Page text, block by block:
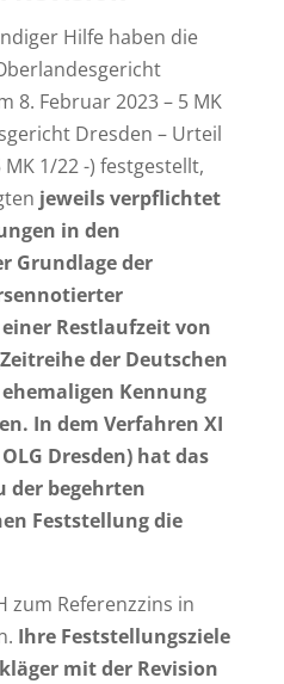
Hilfe haben die
8. Februar 2023 – 5 MK
Dresden – Urteil
1/22 -) festgestellt,
jeweils verpflichtet
in den
Grundlage der
Restlaufzeit von
der Deutschen
Kennung
In dem Verfahren XI
Dresden) hat das
der begehrten
Feststellung die
zum Referenzzins in
Ihre Feststellungsziele
mit der Revision